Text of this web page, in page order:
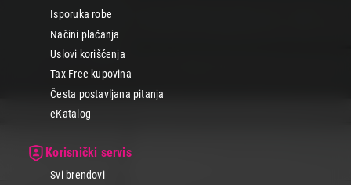
Isporuka robe
Načini plaćanja
Uslovi korišćenja
Tax Free kupovina
Česta postavljana pitanja
eKatalog
Korisnički servis
Svi brendovi